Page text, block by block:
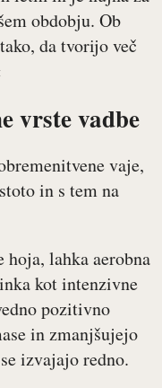
obdobju. Ob
da tvorijo več
vrste vadbe
vaje,
in s tem na
lahka aerobna
kot intenzivne
pozitivno
in zmanjšujejo
izvajajo redno.